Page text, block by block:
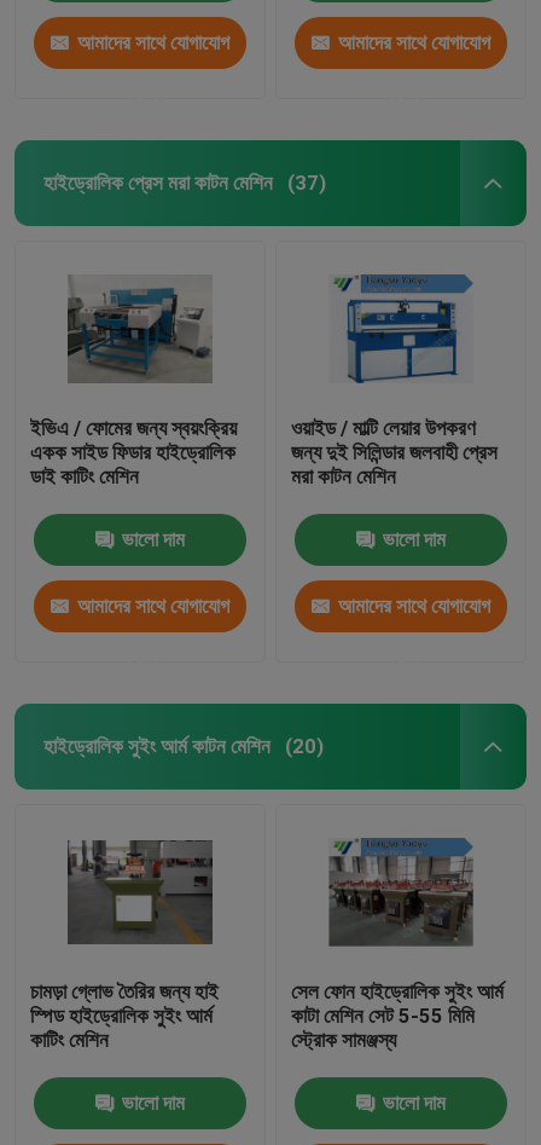
আমাদের সাথে যোগাযোগ আমাদের সাথে যোগাযোগ
হাইড্রোলিক প্রেস মরা কাটন মেশিন (37)
ইভিএ / ফোমের জন্য স্বয়ংক্রিয়
একক সাইড ফিডার হাইড্রোলিক
ডাই কাটিং মেশিন
ভালো দাম
আমাদের সাথে যোগাযোগ
ওয়াইড / মাল্টি লেয়ার উপকরণ
জন্য দুই সিলিন্ডার জলবাহী প্রেস
মরা কাটন মেশিন
ভালো দাম
আমাদের সাথে যোগাযোগ
হাইড্রোলিক সুইং আর্ম কাটন মেশিন (20)
চামড়া গ্লোভ তৈরির জন্য হাই
স্পিড হাইড্রোলিক সুইং আর্ম
কাটিং মেশিন
ভালো দাম
সেল ফোন হাইড্রোলিক সুইং আর্ম
কাটা মেশিন সেট 5-55 মিমি
স্ট্রোক সামঞ্জস্য
ভালো দাম